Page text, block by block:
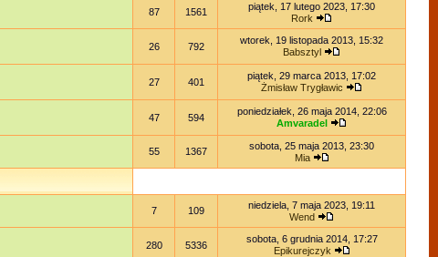
87 1561
piątek, 17 lutego 2023, 17:30
Rork
26 792
wtorek, 19 listopada 2013, 15:32
Babsztyl
27 401
piątek, 29 marca 2013, 17:02
Żmisław Trygławic
47 594
poniedziałek, 26 maja 2014, 22:06
Amvaradel
55 1367
sobota, 25 maja 2013, 23:30
Mia
7 109
niedziela, 7 maja 2023, 19:11
Wend
280 5336
sobota, 6 grudnia 2014, 17:27
Epikurejczyk